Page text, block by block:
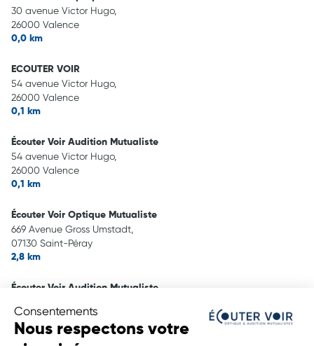
Consentements
Nous respectons votre
30 avenue Victor Hugo,
26000 Valence
0,0 km
ECOUTER VOIR
54 avenue Victor Hugo,
26000 Valence
0,1 km
Écouter Voir Audition Mutualiste
54 avenue Victor Hugo,
26000 Valence
0,1 km
Écouter Voir Optique Mutualiste
669 Avenue Gross Umstadt,
07130 Saint-Péray
2,8 km
Écouter Voir Audition Mutualiste
07130 Saint-Péray
2,8 km